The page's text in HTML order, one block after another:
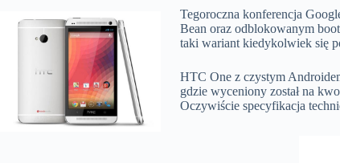
Tegoroczna konferencja
Bean oraz odblokowanym
taki wariant kiedykolwiek się
HTC One z czystym
gdzie wyceniony został na
Oczywiście specyfikacja